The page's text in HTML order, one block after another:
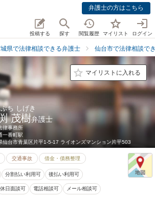
弁護士の方はこちら
投稿する 探す 閲覧履歴 マイリスト ログイン
県で法律相談できる弁護士 仙台市で法律相談で
マイリストに入れる
ち しげき
茂樹弁護士
律事務所
一番町駅
仙台市青葉区片平1-5-17 ライオンズマンション片平503
交通事故 借金・債務整理
分割払い利用可 後払い利用可
休日面談可 電話相談可 メール相談可